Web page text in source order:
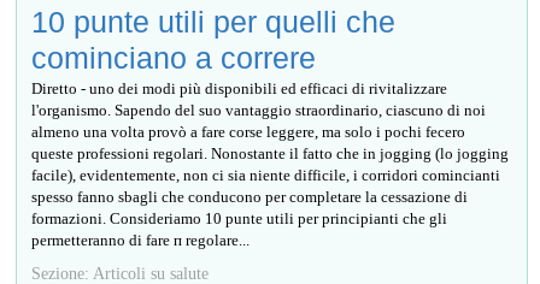
10 punte utili per quelli che
cominciano a correre
Diretto - uno dei modi più disponibili ed efficaci di rivitalizzare
l'organismo. Sapendo del suo vantaggio straordinario, ciascuno di noi
almeno una volta provò a fare corse leggere, ma solo i pochi fecero
queste professioni regolari. Nonostante il fatto che in jogging (lo jogging
facile), evidentemente, non ci sia niente difficile, i corridori comincianti
spesso fanno sbagli che conducono per completare la cessazione di
formazioni. Consideriamo 10 punte utili per principianti che gli
permetteranno di fare п regolare...
Sezione: Articoli su salute